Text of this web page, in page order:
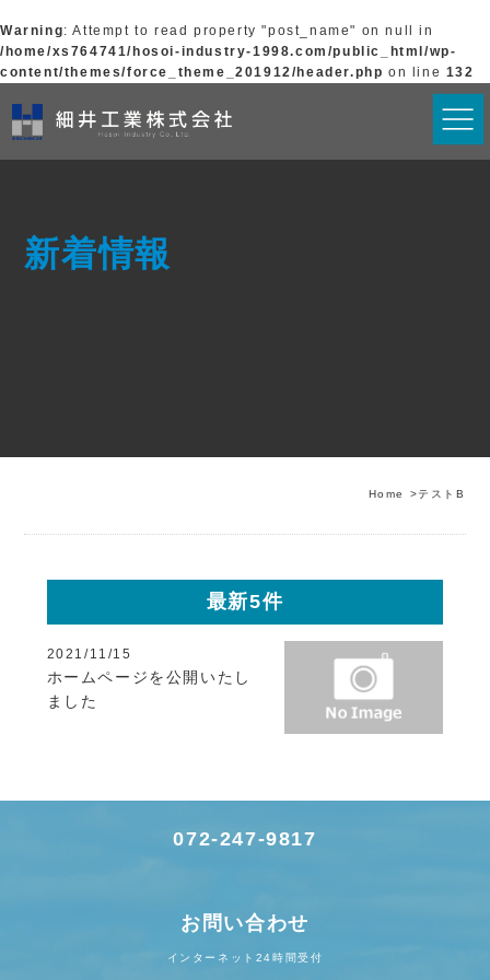
Warning: Attempt to read property "post_name" on null in
/home/xs764741/hosoi-industry-1998.com/public_html/wp-
content/themes/force_theme_201912/header.php on line 132
新着情報
Home >テストB
最新5件
2021/11/15
ホームページを公開いたし
ました
072-247-9817
お問い合わせ
インターネット24時間受付